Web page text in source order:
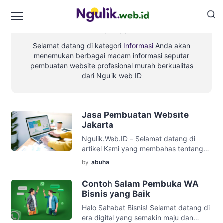
Selamat datang di kategori Informasi Anda akan
menemukan berbagai macam informasi seputar
pembuatan website profesional murah berkualitas
dari Ngulik web ID
Jasa Pembuatan Website
Jakarta
Ngulik.Web.ID – Selamat datang di
artikel Kami yang membahas tentang
jasa website Jakarta. Dalam era digital
seperti sekarang, memiliki website
adalah suatu kebutuhan yang tidak
dapat diabaikan. Jasa pembuatan
website dapat membantu Anda
membangun kehadiran online,
meningkatkan visibilitas bisnis, dan
by abuha
Contoh Salam Pembuka WA
Bisnis yang Baik
Halo Sahabat Bisnis! Selamat datang di
era digital yang semakin maju dan